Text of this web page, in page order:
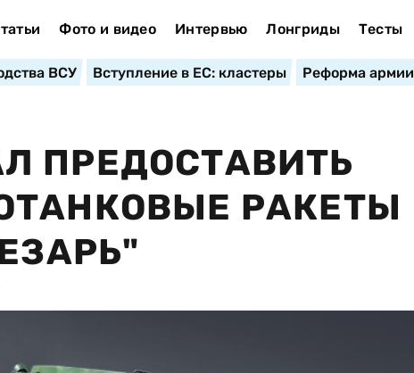
Фото и видео Интервью Лонгриды Тесты
ВСУ Вступление в ЕС: кластеры Реформа армии
ПРЕДОСТАВИТЬ
РАКЕТЫ